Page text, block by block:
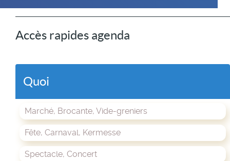
Accès rapides agenda
Quoi
Marché, Brocante, Vide-greniers
Fête, Carnaval, Kermesse
Spectacle, Concert